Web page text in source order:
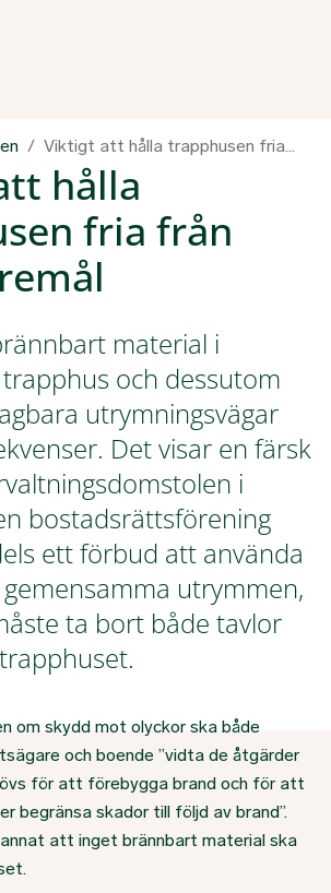
Viktigt att hålla trapphusen fria från olika föremål
hålla
fria från
material i
och dessutom
utrymningsvägar
Det visar en färsk
i
bostadsrättsförening
ett förbud att använda
utrymmen,
ta bort både tavlor
om skydd mot olyckor ska både
och boende ”vidta de åtgärder
för att förebygga brand och för att
begränsa skador till följd av brand”.
att inget brännbart material ska